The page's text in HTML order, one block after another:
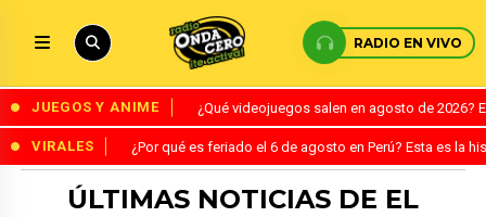
RADIO EN VIVO
JUEGOS Y ANIME ¿Qué videojuegos salen en agosto de
VIRALES ¿Por qué es feriado el 6 de agosto en Perú? Esta es la
ÚLTIMAS NOTICIAS DE EL